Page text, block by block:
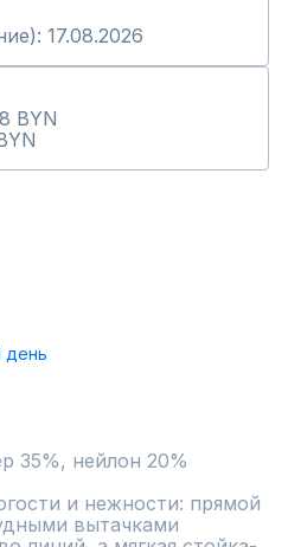
17.08.2026
BYN
день
35%, нейлон 20%
и нежности: прямой
вытачками